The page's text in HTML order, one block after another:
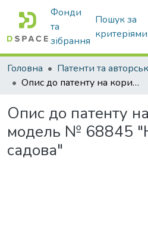
Фонди
та
зібрання
Пошук за
критеріями
Головна
Опис до патенту на корисну модель № 68845 "Ножівка садова"
Опис до патенту
модель № 68845
садова"